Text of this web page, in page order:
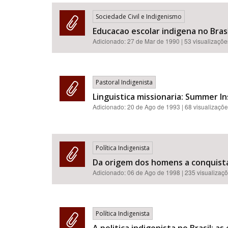
Sociedade Civil e Indigenismo
Educacao escolar indigena no
Adicionado:27 de Mar de 1990 | 53
Pastoral Indigenista
Linguistica missionaria: Summer
Adicionado:20 de Ago de 1993 | 68
Política Indigenista
Da origem dos homens a
Adicionado:06 de Ago de 1998 | 235
Política Indigenista